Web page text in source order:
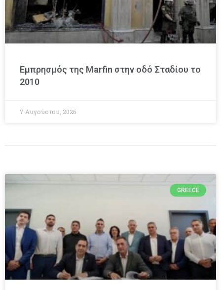
Εμπρησμός της Marfin στην οδό Σταδίου το
2010
7 Αυγούστου, 2026
GREECE